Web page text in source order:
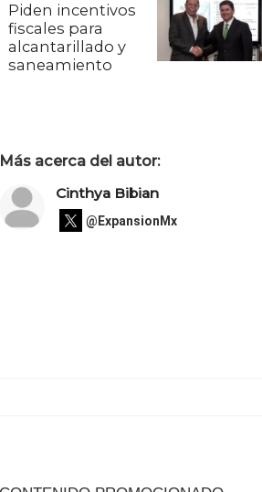
Piden incentivos
fiscales para
alcantarillado y
saneamiento
Más acerca del autor:
Cinthya Bibian
@ExpansionMx